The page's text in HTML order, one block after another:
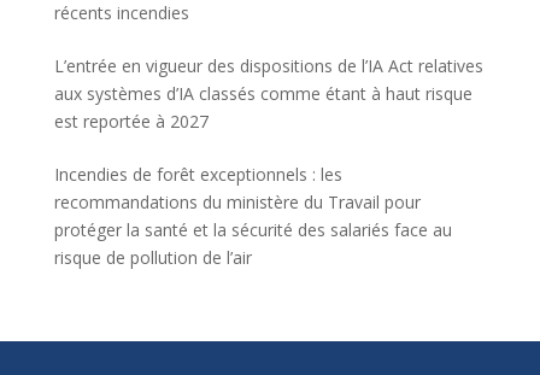
récents incendies
L’entrée en vigueur des dispositions de l’IA Act relatives
aux systèmes d’IA classés comme étant à haut risque
est reportée à 2027
Incendies de forêt exceptionnels : les
recommandations du ministère du Travail pour
protéger la santé et la sécurité des salariés face au
risque de pollution de l’air